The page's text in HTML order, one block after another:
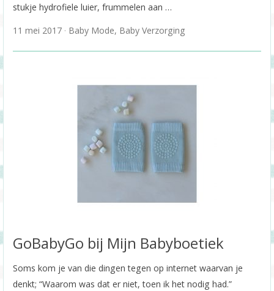
stukje hydrofiele luier, frummelen aan …
11 mei 2017
Baby Mode, Baby Verzorging
GoBabyGo bij Mijn Babyboetiek
Soms kom je van die dingen tegen op internet waarvan je
denkt; “Waarom was dat er niet, toen ik het nodig had.”